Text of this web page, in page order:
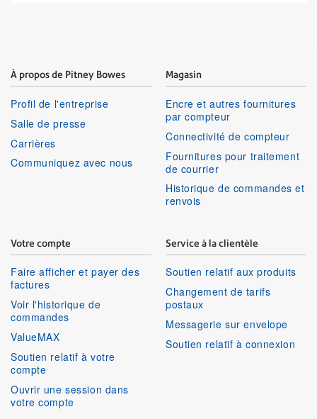
À propos de Pitney Bowes
Profil de l'entreprise
Salle de presse
Carrières
Communiquez avec nous
Magasin
Encre et autres fournitures
par compteur
Connectivité de compteur
Fournitures pour traitement
de courrier
Historique de commandes et
renvois
Votre compte
Faire afficher et payer des
factures
Voir l'historique de
commandes
ValueMAX
Soutien relatif à votre
compte
Ouvrir une session dans
votre compte
Service à la clientèle
Soutien relatif aux produits
Changement de tarifs
postaux
Messagerie sur envelope
Soutien relatif à connexion